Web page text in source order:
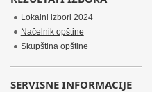
Lokalni izbori 2024
Načelnik opštine
Skupština opštine
SERVISNE INFORMACIJE